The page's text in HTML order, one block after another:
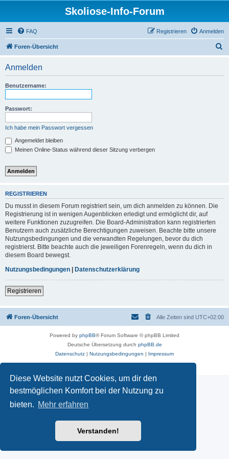
Diese Website nutzt Cookies, um dir den
bestmöglichen Komfort bei der Nutzung zu
bieten. Mehr erfahren
Verstanden!
Skoliose-Info-Forum
FAQ Anmelden
Registrieren
Foren-Übersicht
Anmelden
Benutzername:
Passwort:
Ich habe mein Passwort vergessen
Angemeldet bleiben
Meinen Online-Status während dieser Sitzung verbergen
REGISTRIEREN
Du musst in diesem Forum registriert sein, um dich anmelden zu können. Die
Registrierung ist in wenigen Augenblicken erledigt und ermöglicht dir, auf
weitere Funktionen zuzugreifen. Die Board-Administration kann registrierten
Benutzern auch zusätzliche Berechtigungen zuweisen. Beachte bitte unsere
Nutzungsbedingungen und die verwandten Regelungen, bevor du dich
registrierst. Bitte beachte auch die jeweiligen Forenregeln, wenn du dich in
diesem Board bewegst.
Nutzungsbedingungen | Datenschutzerklärung
Registrieren
Foren-Übersicht Alle Zeiten sind UTC+02:00
Powered by phpBB® Forum Software © phpBB Limited
Deutsche Übersetzung durch phpBB.de
Datenschutz | Nutzungsbedingungen | Impressum